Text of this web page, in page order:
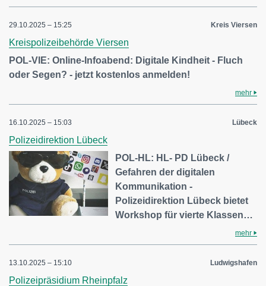
29.10.2025 – 15:25 Kreis Viersen
Kreispolizeibehörde Viersen
POL-VIE: Online-Infoabend: Digitale Kindheit - Fluch
oder Segen? - jetzt kostenlos anmelden!
mehr
16.10.2025 – 15:03 Lübeck
Polizeidirektion Lübeck
POL-HL: HL- PD Lübeck /
Gefahren der digitalen
Kommunikation -
Polizeidirektion Lübeck bietet
Workshop für vierte Klassen…
mehr
13.10.2025 – 15:10 Ludwigshafen
Polizeipräsidium Rheinpfalz